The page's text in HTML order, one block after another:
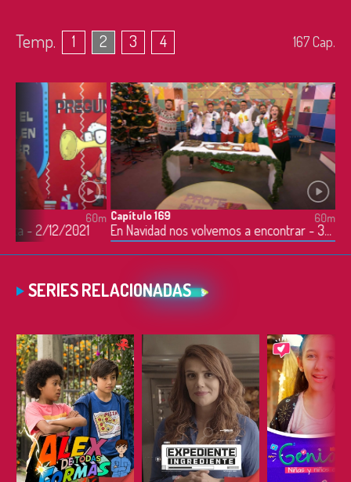
Temp. 1 2 3 4 167Cap.
- 2/12/2021
60m Capítulo 169
En Navidad nos volvemos a encontrar - 3/12/2021
60m
SERIES RELACIONADAS